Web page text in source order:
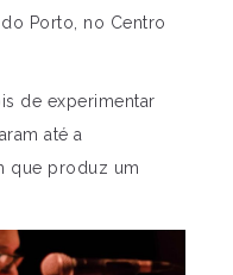
Porto, no Centro
de experimentar
até a
que produz um